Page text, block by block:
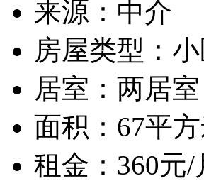
来源： 中介
房屋类型：
居室： 两居室
面积： 67平
租金： 360元/